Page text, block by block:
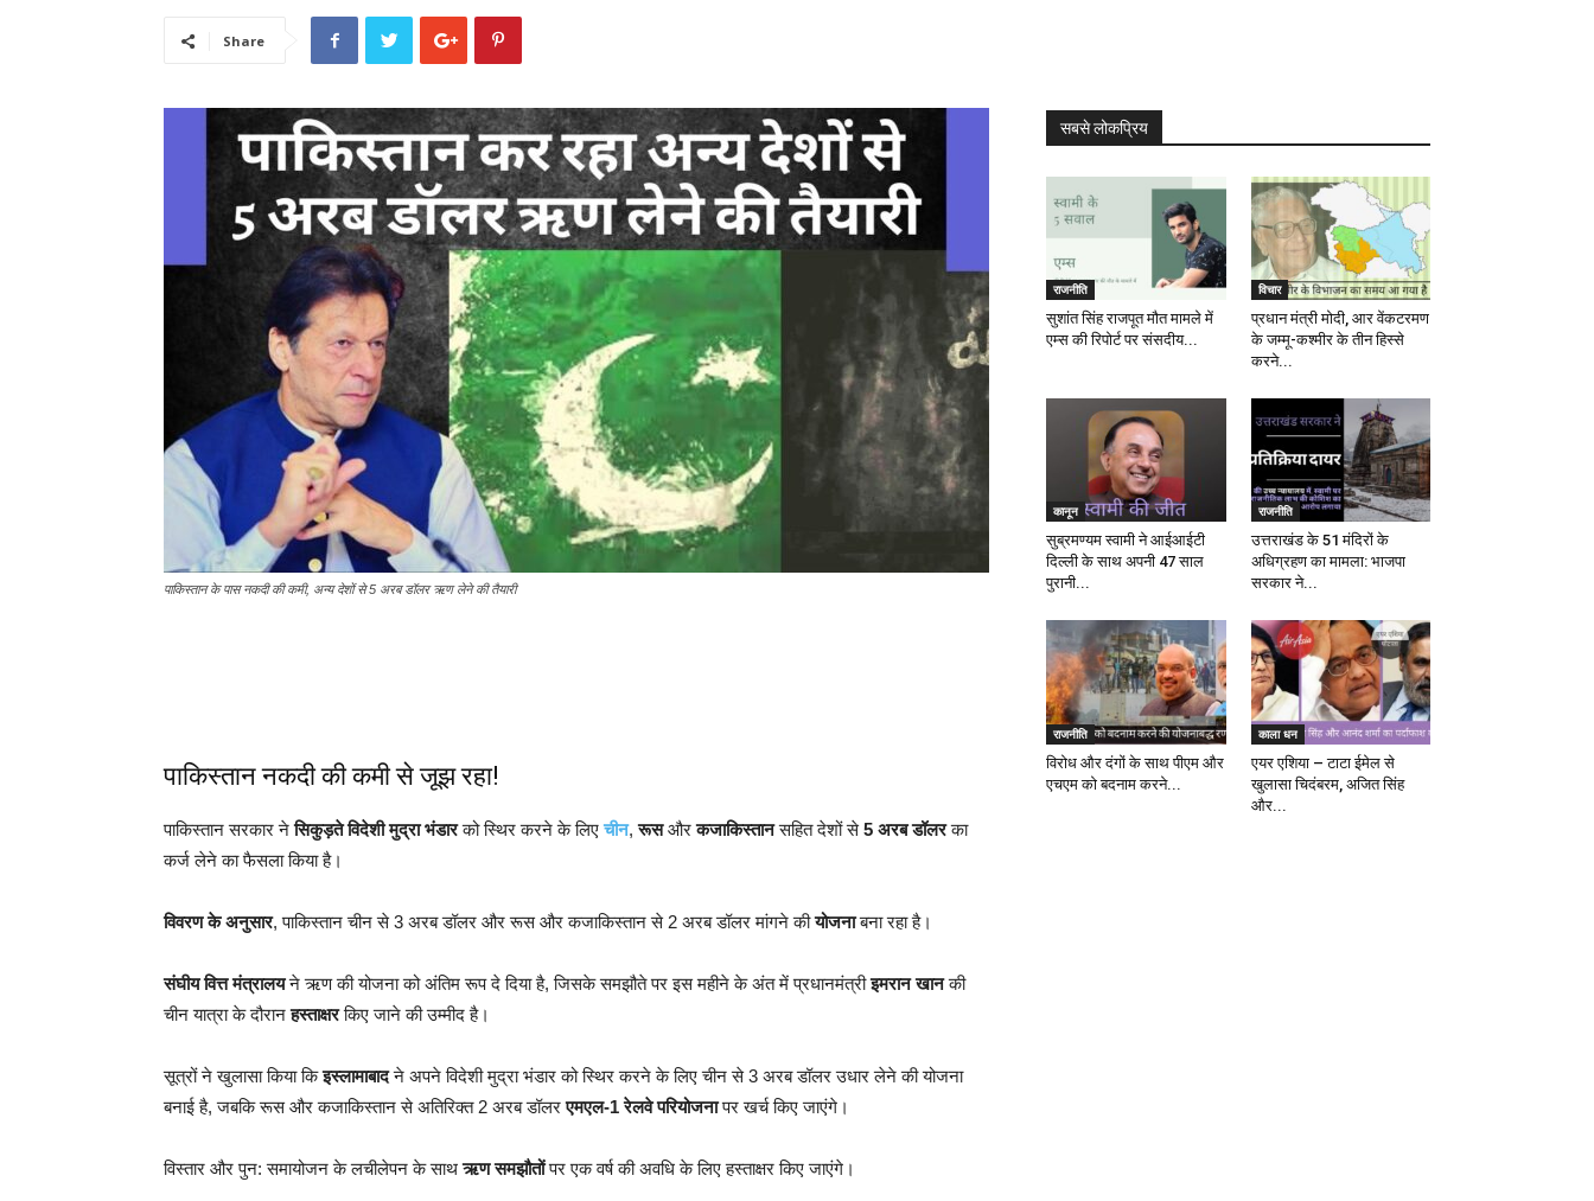
Share
पाकिस्तान के पास नकदी की कमी, अन्य देशों से 5 अरब डॉलर ऋण लेने की तैयारी
पाकिस्तान नकदी की कमी से जूझ रहा!
पाकिस्तान सरकार नेसिकुड़ते विदेशी मुद्रा भंडारको स्थिर करने के लिएचीन,रूसऔरकजाकिस्तानसहित देशों से5 अरब डॉलरका
कर्ज लेने का फैसला किया है।
विवरण के अनुसार, पाकिस्तान चीन से 3 अरब डॉलर और रूस और कजाकिस्तान से 2 अरब डॉलर मांगने कीयोजनाबना रहा है।
संघीय वित्त मंत्रालयने ऋण की योजना को अंतिम रूप दे दिया है, जिसके समझौते पर इस महीने के अंत में प्रधानमंत्रीइमरान खानकी
चीन यात्रा के दौरानहस्ताक्षरकिए जाने की उम्मीद है।
सूत्रों ने खुलासा किया किइस्लामाबादने अपने विदेशी मुद्रा भंडार को स्थिर करने के लिए चीन से 3 अरब डॉलर उधार लेने की योजना
बनाई है, जबकि रूस और कजाकिस्तान से अतिरिक्त 2 अरब डॉलरएमएल-1 रेलवे परियोजनापर खर्च किए जाएंगे।
विस्तार और पुन: समायोजन के लचीलेपन के साथऋण समझौतोंपर एक वर्ष की अवधि के लिए हस्ताक्षर किए जाएंगे।
सबसे लोकप्रिय
राजनीति
सुशांत सिंह राजपूत मौत मामले में
एम्स की रिपोर्ट पर संसदीय...
विचार
प्रधान मंत्री मोदी, आर वेंकटरमण
के जम्मू-कश्मीर के तीन हिस्से
करने...
कानून
सुब्रमण्यम स्वामी ने आईआईटी
दिल्ली के साथ अपनी 47 साल
पुरानी...
राजनीति
उत्तराखंड के 51 मंदिरों के
अधिग्रहण का मामला: भाजपा
सरकार ने...
राजनीति
विरोध और दंगों के साथ पीएम और
एचएम को बदनाम करने...
काला धन
एयर एशिया – टाटा ईमेल से
खुलासा चिदंबरम, अजित सिंह
और...